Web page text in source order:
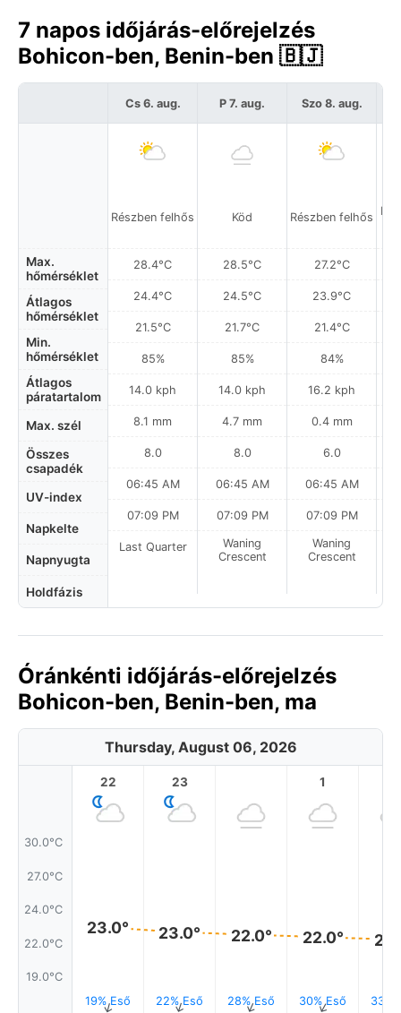
7 napos időjárás-előrejelzés
Bohicon-ben, Benin-ben 🇧🇯
Max.
hőmérséklet
Átlagos
hőmérséklet
Min.
hőmérséklet
Átlagos
páratartalom
Max. szél
Összes
csapadék
UV-index
Napkelte
Napnyugta
Holdfázis
Cs 6. aug.
Részben felhős
28.4°C
24.4°C
21.5°C
85%
14.0 kph
8.1 mm
8.0
06:45 AM
07:09 PM
Last Quarter
P 7. aug.
Köd
28.5°C
24.5°C
21.7°C
85%
14.0 kph
4.7 mm
8.0
06:45 AM
07:09 PM
Waning
Crescent
Szo 8. aug.
Részben felhős
27.2°C
23.9°C
21.4°C
84%
16.2 kph
0.4 mm
6.0
06:45 AM
07:09 PM
Waning
Crescent
Óránkénti időjárás-előrejelzés
Bohicon-ben, Benin-ben, ma
Thursday, August 06, 2026
30.0°C
27.0°C
24.0°C
22.0°C
19.0°C
22
23.0°
19% Eső
↑
23
23.0°
22% Eső
↑
22.0°
28% Eső
↑
1
22.0°
30% Eső
↑ 33%